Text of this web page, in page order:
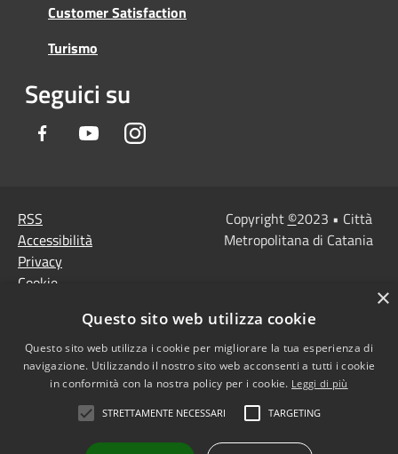
Customer Satisfaction
Turismo
Seguici su
Facebook YoutubeInstagram
RSS
Accessibilità
Privacy
Cookie
Note Legali
Agenzia per l'Italia
digitale
accessibilità
Dichiarazione di
Copyright ©2023 • Città
Metropolitana di Catania
×
Questo sito web utilizza cookie
Questo sito web utilizza i cookie per migliorare la tua esperienza di
navigazione. Utilizzando il nostro sito web acconsenti a tutti i cookie
in conformità con la nostra policy per i cookie. Leggi di più
STRETTAMENTE NECESSARI TARGETING